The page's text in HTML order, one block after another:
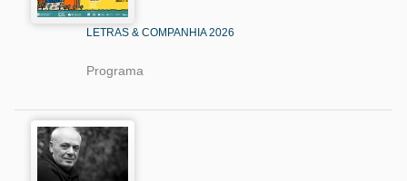
LETRAS & COMPANHIA 2026
Programa